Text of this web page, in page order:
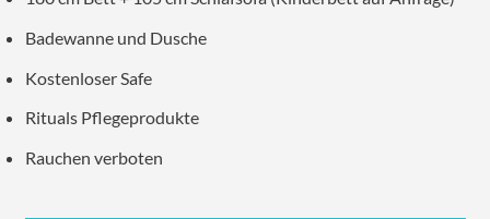
Badewanne und Dusche
Kostenloser Safe
Rituals Pflegeprodukte
Rauchen verboten